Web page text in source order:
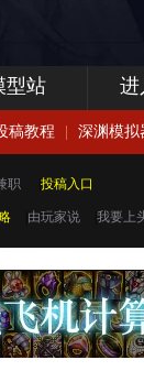
型站 进
稿教程 深渊模拟
职 投稿入口
由玩家说 我要上